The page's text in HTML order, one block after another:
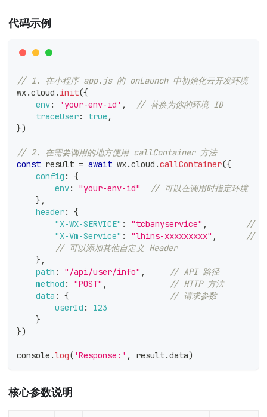
代码示例
// 1. 在小程序 app.js 的 onLaunch 中初始化云开发环境
wx.cloud . init({
env: 'your-env-id' ,
// 替换为你的环境 ID
traceUser: true ,
})
// 2. 在需要调用的地方使用 callContainer 方法
const result = await wx.cloud .callContainer({
config :
{
env: "your-env-id"
// 可以在调用时指定环境
} ,
header:
{
"X-WX-SERVICE" : "tcbanyservice" ,
// 【
"X-Vm-Service" : "lhins-xxxxxxxxx" ,
// 【
// 可以添加其他自定义 Header
} ,
path : "/api/user/info" ,
// API 路径
method : "POST" ,
// HTTP 方法
data : {
// 请求参数
userId :
123
}
})
console .log( 'Response:' , result.data)
核心参数说明